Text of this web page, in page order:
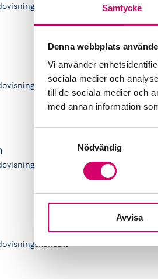
Samtycke
Denna webbplats
Vi använder
sociala medier och
till de sociala medier och
med annan information
Nödvändig
Avvisa